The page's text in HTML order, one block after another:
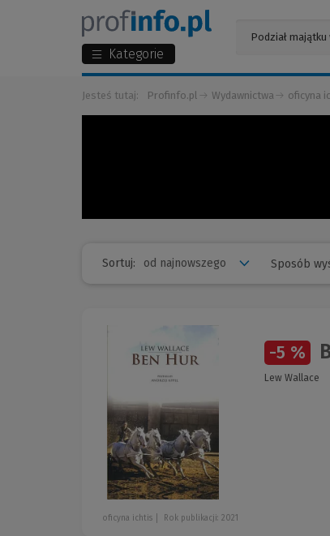
Kategorie
Jesteś tutaj: Profinfo.pl Wydawnictwa oficyna
Sortuj: Sposób
-5 %
Lew Wallace
oficyna ichtis Rok publikacji: 2021